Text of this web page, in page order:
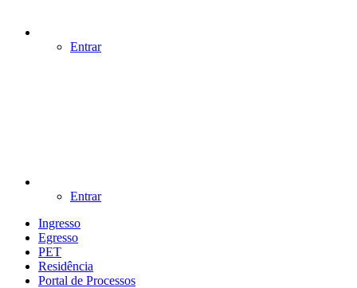
Entrar
Entrar
Ingresso
Egresso
PET
Residência
Portal de Processos